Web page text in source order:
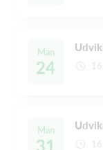
Man
24
Man
31